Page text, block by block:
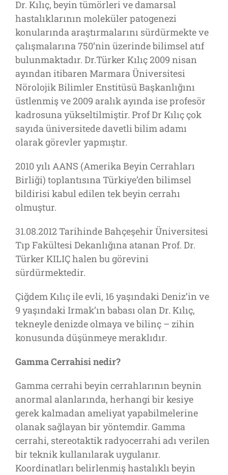
Dr. Kılıç, beyin tümörleri ve damarsal
hastalıklarının moleküler patogenezi
konularında araştırmalarını sürdürmekte ve
çalışmalarına 750’nin üzerinde bilimsel atıf
bulunmaktadır. Dr.Türker Kılıç 2009 nisan
ayından itibaren Marmara Üniversitesi
Nörolojik Bilimler Enstitüsü Başkanlığını
üstlenmiş ve 2009 aralık ayında ise profesör
kadrosuna yükseltilmiştir. Prof Dr Kılıç çok
sayıda üniversitede davetli bilim adamı
olarak görevler yapmıştır.
2010 yılı AANS (Amerika Beyin Cerrahları
Birliği) toplantısına Türkiye’den bilimsel
bildirisi kabul edilen tek beyin cerrahı
olmuştur.
31.08.2012 Tarihinde Bahçeşehir Üniversitesi
Tıp Fakültesi Dekanlığına atanan Prof. Dr.
Türker KILIÇ halen bu görevini
sürdürmektedir.
Çiğdem Kılıç ile evli, 16 yaşındaki Deniz’in ve
9 yaşındaki Irmak’ın babası olan Dr. Kılıç,
tekneyle denizde olmaya ve bilinç – zihin
konusunda düşünmeye meraklıdır.
Gamma Cerrahisi nedir?
Gamma cerrahi beyin cerrahlarının beynin
anormal alanlarında, herhangi bir kesiye
gerek kalmadan ameliyat yapabilmelerine
olanak sağlayan bir yöntemdir. Gamma
cerrahi, stereotaktik radyocerrahi adı verilen
bir teknik kullanılarak uygulanır.
Koordinatları belirlenmiş hastalıklı beyin